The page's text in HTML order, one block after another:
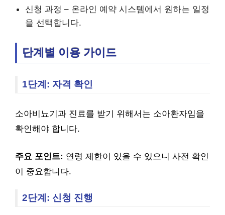
신청 과정 – 온라인 예약 시스템에서 원하는 일정
을 선택합니다.
단계별 이용 가이드
1단계: 자격 확인
소아비뇨기과 진료를 받기 위해서는 소아환자임을
확인해야 합니다.
주요 포인트: 연령 제한이 있을 수 있으니 사전 확인
이 중요합니다.
2단계: 신청 진행